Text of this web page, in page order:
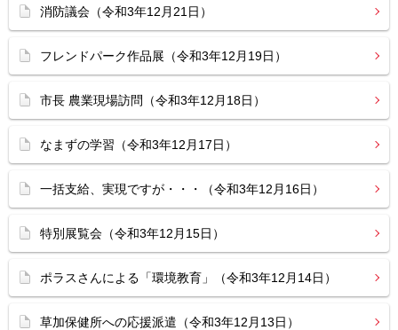
消防議会（令和3年12月21日）
フレンドパーク作品展（令和3年12月19日）
市長 農業現場訪問（令和3年12月18日）
なまずの学習（令和3年12月17日）
一括支給、実現ですが・・・（令和3年12月16日）
特別展覧会（令和3年12月15日）
ポラスさんによる「環境教育」（令和3年12月14日）
草加保健所への応援派遣（令和3年12月13日）